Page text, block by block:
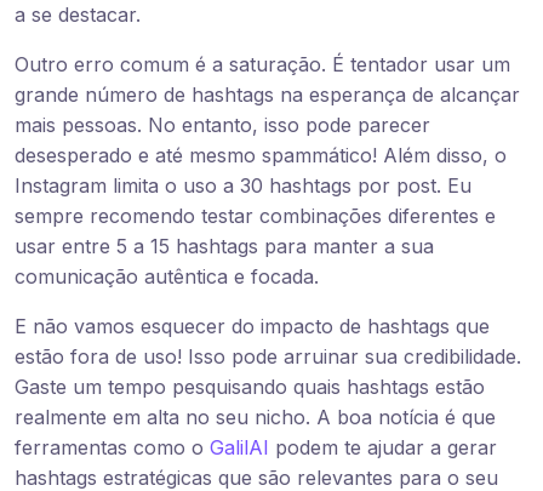
a se destacar.
Outro erro comum é a saturação. É tentador usar um
grande número de hashtags na esperança de alcançar
mais pessoas. No entanto, isso pode parecer
desesperado e até mesmo spammático! Além disso, o
Instagram limita o uso a 30 hashtags por post. Eu
sempre recomendo testar combinações diferentes e
usar entre 5 a 15 hashtags para manter a sua
comunicação autêntica e focada.
E não vamos esquecer do impacto de hashtags que
estão fora de uso! Isso pode arruinar sua credibilidade.
Gaste um tempo pesquisando quais hashtags estão
realmente em alta no seu nicho. A boa notícia é que
ferramentas como o GalilAI podem te ajudar a gerar
hashtags estratégicas que são relevantes para o seu